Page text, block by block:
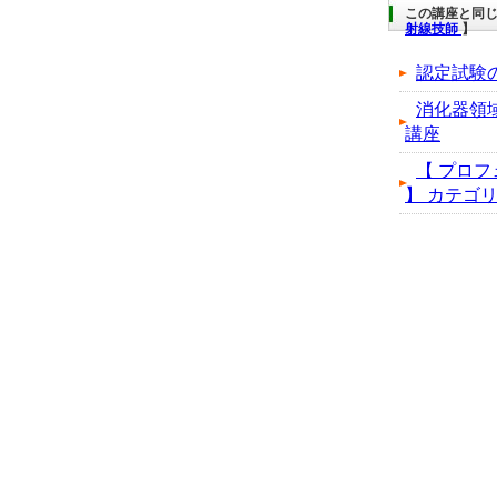
この講座と同
射線技師】
認定試験
消化器領
講座
【 プロ
】 カテゴ